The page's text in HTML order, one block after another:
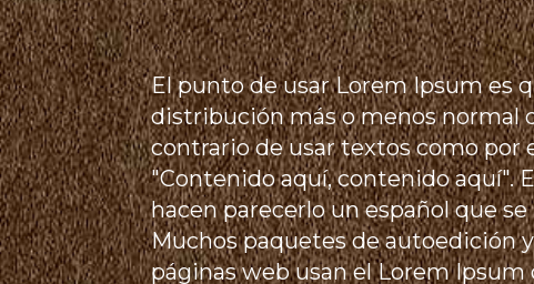
El punto de usar Lorem Ipsum es
distribución más o menos normal
contrario de usar textos como por
"Contenido aquí, contenido aquí".
hacen parecerlo un español que se
Muchos paquetes de autoedición
páginas web usan el Lorem